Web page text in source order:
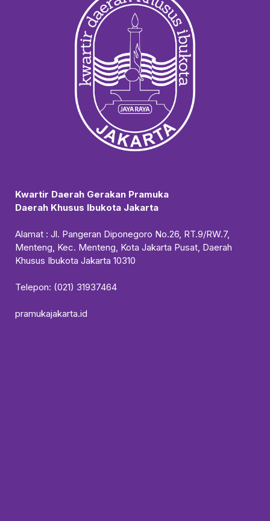
Kwartir Daerah Gerakan Pramuka
Daerah Khusus Ibukota Jakarta
Alamat : Jl. Pangeran Diponegoro No.26, RT.9/RW.7,
Menteng, Kec. Menteng, Kota Jakarta Pusat, Daerah
Khusus Ibukota Jakarta 10310
Telepon: (021) 31937464
pramukajakarta.id